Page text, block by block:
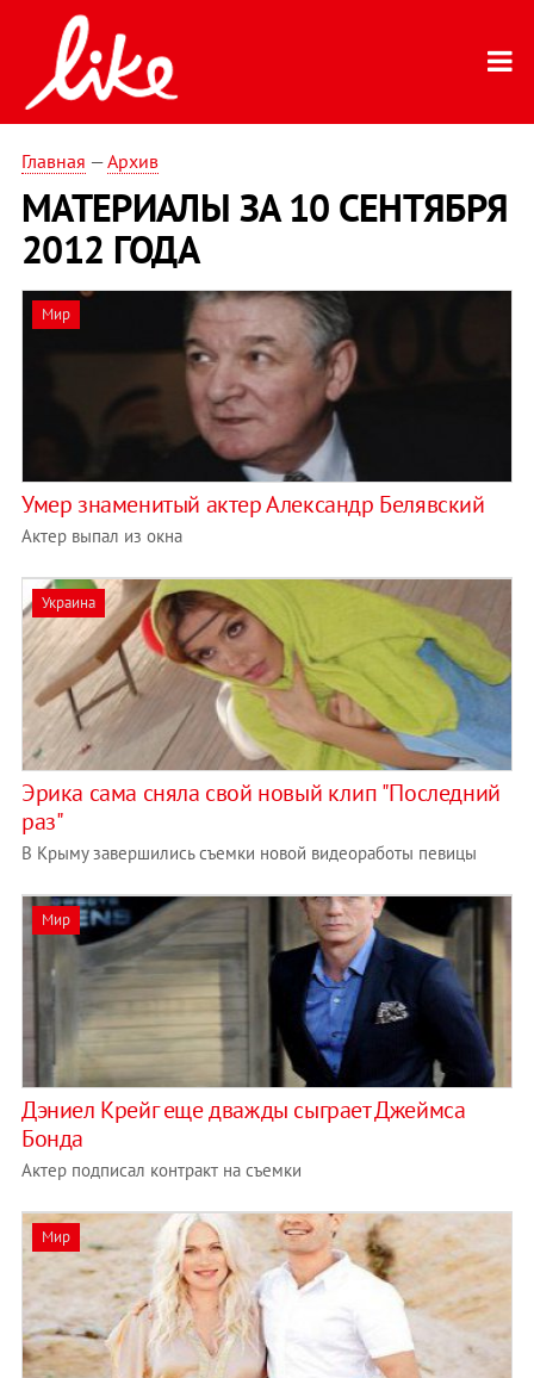
Главная —Архив
МАТЕРИАЛЫ ЗА 10 СЕНТЯБРЯ
2012 ГОДА
Мир
Умер знаменитый актер Александр Белявский
Актер выпал из окна
Украина
Эрика сама сняла свой новый клип "Последний
раз"
В Крыму завершились съемки новой видеоработы певицы
Мир
Дэниел Крейг еще дважды сыграет Джеймса
Бонда
Актер подписал контракт на съемки
Мир